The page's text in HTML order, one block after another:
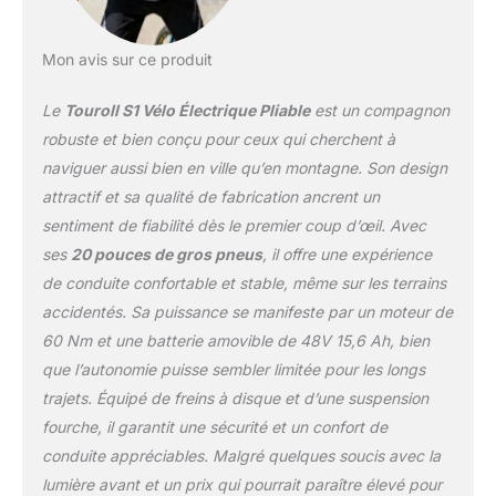
ultime avec ses pneus
tout-terrain
surdimensionnés
20"×4.0" qui
transforment la route, le
sable, la neige et les
graviers en votre terrain
de jeu personnel. Touroll
S2 Vélo Électrique est
équipé d'un moteur de
250W nominal, conforme
à la législation, délivrant
55Nm de couple pour
pentes les plus raides.
Que vous vous
détendiez entre amis
Mon avis sur ce produit
Le Touroll S1 Vélo Électrique Pliableest un compagnon
robuste et bien conçu pour ceux qui cherchent à
naviguer aussi bien en ville qu’en montagne. Son design
attractif et sa qualité de fabrication ancrent un
sentiment de fiabilité dès le premier coup d’œil. Avec
ses 20 pouces de gros pneus, il offre une expérience
de conduite confortable et stable, même sur les terrains
accidentés. Sa puissance se manifeste par un moteur de
60 Nm et une batterie amovible de 48V 15,6 Ah, bien
que l’autonomie puisse sembler limitée pour les longs
trajets. Équipé de freins à disque et d’une suspension
fourche, il garantit une sécurité et un confort de
conduite appréciables. Malgré quelques soucis avec la
lumière avant et un prix qui pourrait paraître élevé pour